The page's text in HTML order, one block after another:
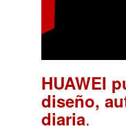
HUAWEI
diseño,
diaria.